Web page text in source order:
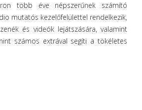
több éve népszerűnek számító
mutatós kezelőfelülettel rendelkezik,
és videók lejátszására, valamint
számos extrával segíti a tökéletes